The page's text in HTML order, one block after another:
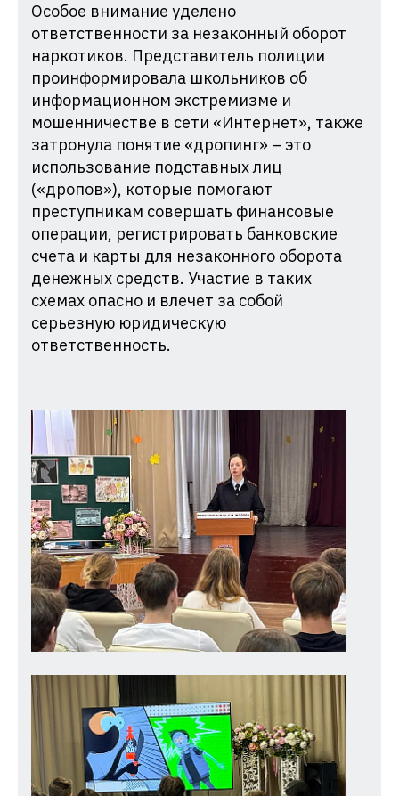
Особое внимание уделено
ответственности за незаконный оборот
наркотиков. Представитель полиции
проинформировала школьников об
информационном экстремизме и
мошенничестве в сети «Интернет», также
затронула понятие «дропинг» – это
использование подставных лиц
(«дропов»), которые помогают
преступникам совершать финансовые
операции, регистрировать банковские
счета и карты для незаконного оборота
денежных средств. Участие в таких
схемах опасно и влечет за собой
серьезную юридическую
ответственность.